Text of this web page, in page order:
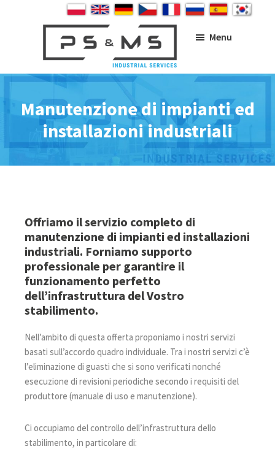
PS&MS
Menu
Manutenzione di impianti ed
installazioni industriali
Offriamo il servizio completo di
manutenzione di impianti ed installazioni
industriali. Forniamo supporto
professionale per garantire il
funzionamento perfetto
dell’infrastruttura del Vostro
stabilimento.
Nell’ambito di questa offerta proponiamo i nostri servizi
basati sull’accordo quadro individuale. Tra i nostri servizi c’è
l’eliminazione di guasti che si sono verificati nonché
esecuzione di revisioni periodiche secondo i requisiti del
produttore (manuale di uso e manutenzione).
Ci occupiamo del controllo dell’infrastruttura dello
stabilimento, in particolare di: